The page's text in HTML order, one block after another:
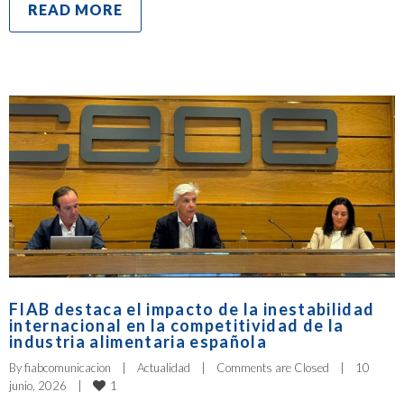
READ MORE
FIAB destaca el impacto de la inestabilidad
internacional en la competitividad de la
industria alimentaria española
By fiabcomunicacion Actualidad Comments are Closed
10
junio, 2026
1